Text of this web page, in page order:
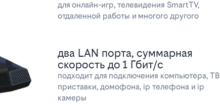
для онлайн-игр, телевидения SmartTV,
отдаленной работы и многого другого
два LAN порта, суммарная
скорость до 1 Гбит/с
подходит для подключения компьютера, ТВ
приставки, домофона, ip телефона и ip
камеры